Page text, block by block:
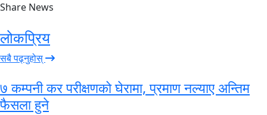
Share News
लोकप्रिय
सबै पढ्नुहोस्
७ कम्पनी कर परीक्षणको घेरामा, प्रमाण नल्याए अन्तिम
फैसला हुने